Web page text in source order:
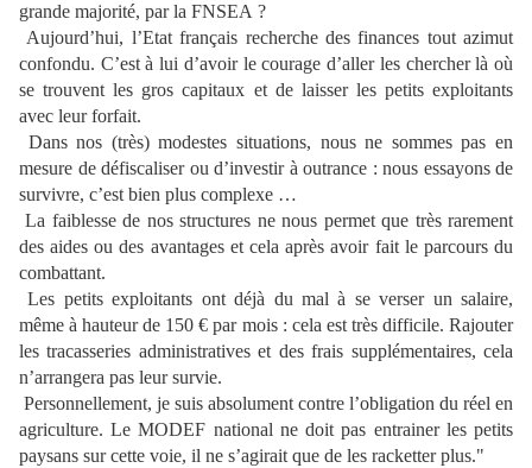
grande majorité, par la FNSEA ?
Aujourd’hui, l’Etat français recherche des finances tout azimut
confondu. C’est à lui d’avoir le courage d’aller les chercher là où
se trouvent les gros capitaux et de laisser les petits exploitants
avec leur forfait.
Dans nos (très) modestes situations, nous ne sommes pas en
mesure de défiscaliser ou d’investir à outrance : nous essayons de
survivre, c’est bien plus complexe …
La faiblesse de nos structures ne nous permet que très rarement
des aides ou des avantages et cela après avoir fait le parcours du
combattant.
Les petits exploitants ont déjà du mal à se verser un salaire,
même à hauteur de 150 € par mois : cela est très difficile. Rajouter
les tracasseries administratives et des frais supplémentaires, cela
n’arrangera pas leur survie.
Personnellement, je suis absolument contre l’obligation du réel en
agriculture. Le MODEF national ne doit pas entrainer les petits
paysans sur cette voie, il ne s’agirait que de les racketter plus."